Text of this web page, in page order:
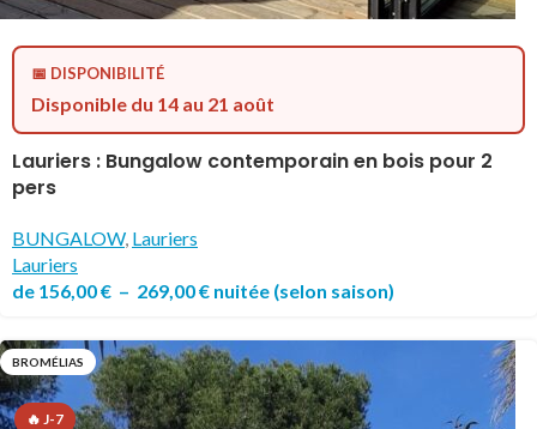
📅 DISPONIBILITÉ
Disponible du 14 au 21 août
Lauriers : Bungalow contemporain en bois pour 2
pers
BUNGALOW, Lauriers
Lauriers
de 156,00€ – 269,00€ nuitée (selon saison)
🔥 J-7
BROMÉLIAS